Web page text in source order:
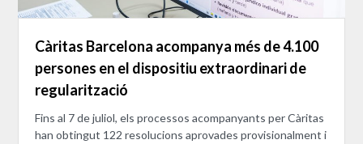
Càritas Barcelona acompanya més de 4.100
persones en el dispositiu extraordinari de
regularització
Fins al 7 de juliol, els processos acompanyants per Càritas
han obtingut 122 resolucions aprovades provisionalment i